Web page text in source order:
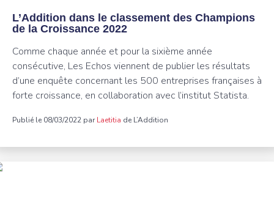
L’Addition dans le classement des Champions
de la Croissance 2022
Comme chaque année et pour la sixième année
consécutive, Les Echos viennent de publier les résultats
d’une enquête concernant les 500 entreprises françaises à
forte croissance, en collaboration avec l’institut Statista.
Publié le 08/03/2022 parLaetitia de L’Addition